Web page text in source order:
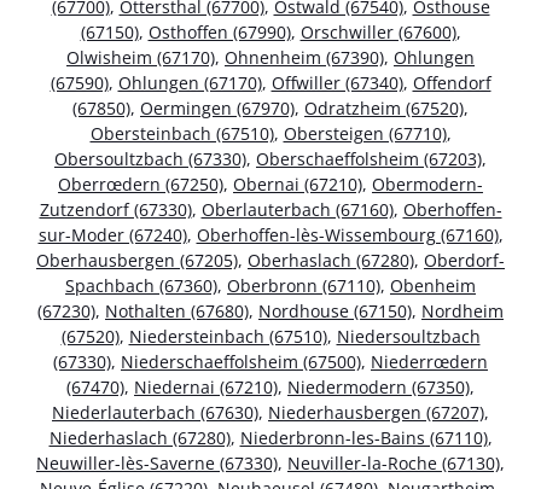
(67700), Ottersthal (67700), Ostwald (67540), Osthouse
(67150), Osthoffen (67990), Orschwiller (67600),
Olwisheim (67170), Ohnenheim (67390), Ohlungen
(67590), Ohlungen (67170), Offwiller (67340), Offendorf
(67850), Oermingen (67970), Odratzheim (67520),
Obersteinbach (67510), Obersteigen (67710),
Obersoultzbach (67330), Oberschaeffolsheim (67203),
Oberrœdern (67250), Obernai (67210), Obermodern-
Zutzendorf (67330), Oberlauterbach (67160), Oberhoffen-
sur-Moder (67240), Oberhoffen-lès-Wissembourg (67160),
Oberhausbergen (67205), Oberhaslach (67280), Oberdorf-
Spachbach (67360), Oberbronn (67110), Obenheim
(67230), Nothalten (67680), Nordhouse (67150), Nordheim
(67520), Niedersteinbach (67510), Niedersoultzbach
(67330), Niederschaeffolsheim (67500), Niederrœdern
(67470), Niedernai (67210), Niedermodern (67350),
Niederlauterbach (67630), Niederhausbergen (67207),
Niederhaslach (67280), Niederbronn-les-Bains (67110),
Neuwiller-lès-Saverne (67330), Neuviller-la-Roche (67130),